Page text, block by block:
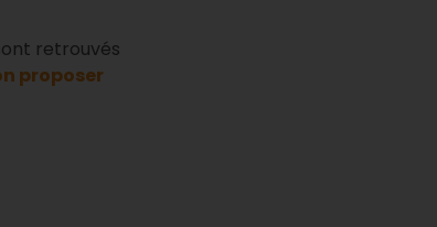
retrouvés
proposer